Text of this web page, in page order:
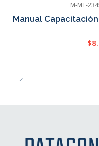
-40% OFF
M-MT-
Manual